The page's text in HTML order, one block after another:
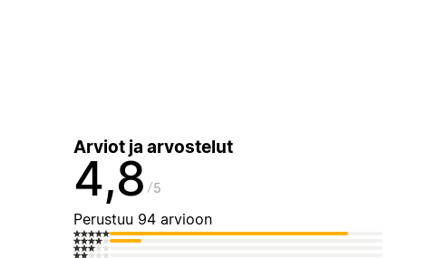
Arviot ja arvostelut
4,8 5
Perustuu 94 arvioon